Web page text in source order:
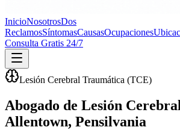
InicioNosotrosDos
ReclamosSíntomasCausasOcupaciones
Consulta Gratis 24/7
Lesión Cerebral Traumática (TCE)
Abogado de Lesión
Allentown, Pensilvania